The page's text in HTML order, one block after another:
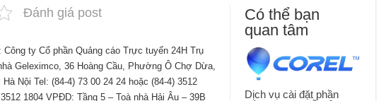
Có thể bạn
quan tâm
Dịch vụ cài đặt phần
Đánh giá post
Công ty Cổ phần Quảng cáo Trực tuyến 24H Trụ
Geleximco, 36 Hoàng Cầu, Phường Ô Chợ Dừa,
Nội Tel: (84-4) 73 00 24 24 hoặc (84-4) 3512
1804 VPĐD: Tầng 5 – Toà nhà Hải Âu – 39B